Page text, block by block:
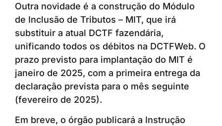
Outra novidade é a construção do Módulo
de Inclusão de Tributos – MIT, que irá
substituir a atual DCTF fazendária,
unificando todos os débitos na DCTFWeb. O
prazo previsto para implantação do MIT é
janeiro de 2025, com a primeira entrega da
declaração prevista para o mês seguinte
(fevereiro de 2025).
Em breve, o órgão publicará a Instrução